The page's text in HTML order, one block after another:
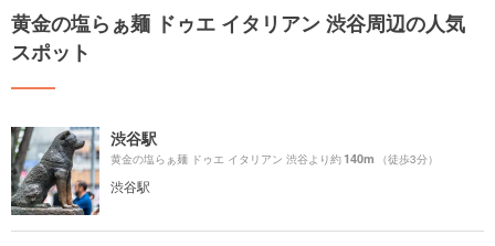
黄金の塩らぁ麺 ドゥエ イタリアン 渋谷周辺の人気
スポット
渋谷駅
黄金の塩らぁ麺 ドゥエ イタリアン 渋谷より約140m （徒歩3分）
渋谷駅